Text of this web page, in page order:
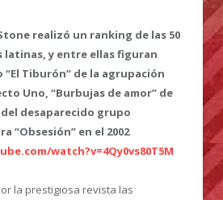
realizó un ranking de las 50
latinas, y entre ellas figuran
“El Tiburón” de la agrupación
Uno, “Burbujas de amor” de
del desaparecido grupo
“Obsesión” en el 2002
watch?v=4Qy0vs80T5M
la prestigiosa revista las